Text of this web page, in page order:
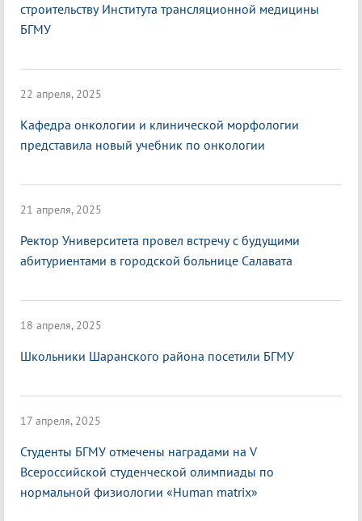
строительству Института трансляционной медицины
БГМУ
22 апреля, 2025
Кафедра онкологии и клинической морфологии
представила новый учебник по онкологии
21 апреля, 2025
Ректор Университета провел встречу с будущими
абитуриентами в городской больнице Салавата
18 апреля, 2025
Школьники Шаранского района посетили БГМУ
17 апреля, 2025
Студенты БГМУ отмечены наградами на V
Всероссийской студенческой олимпиады по
нормальной физиологии «Нuman matrix»